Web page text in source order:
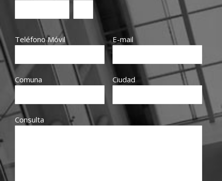
Teléfono Móvil E-mail
Comuna Ciudad
Consulta